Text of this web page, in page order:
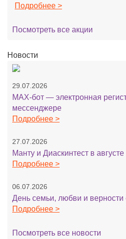
Подробнее >
Посмотреть все акции
Новости
29.07.2026
MAX-бот — электронная
мессенджере
Подробнее >
27.07.2026
Манту и Диаскинтест в
Подробнее >
06.07.2026
День семьи, любви и
Подробнее >
Посмотреть все новости